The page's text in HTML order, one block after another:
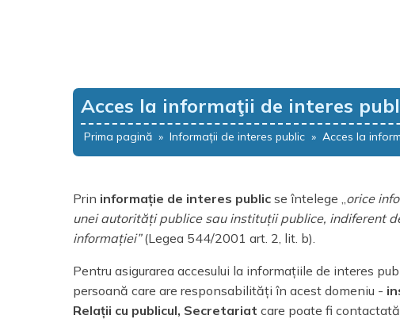
Acces la informaţii de interes
Prima pagină » Informații de interes public » Acces la
Prin informație de interes public se întelege „orice
unei autorități publice sau instituții publice, indiferent
informației”(Legea 544/2001 art. 2, lit. b).
Pentru asigurarea accesului la informațiile de interes
persoană care are responsabilități în acest domeniu -
Relații cu publicul, Secretariat care poate fi